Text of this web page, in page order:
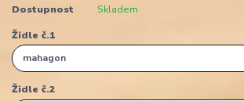
Dostupnost Skladem
Židle č.1
Židle č.2